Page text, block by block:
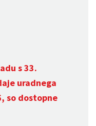
s 33.
uradnega
so dostopne